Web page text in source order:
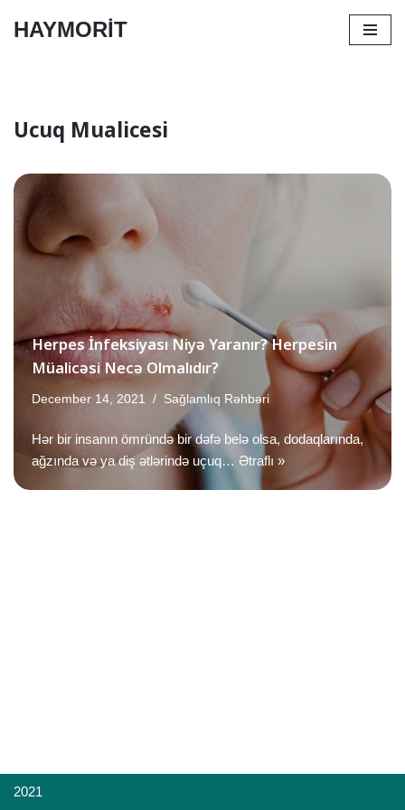
HAYMORİT
Ucuq Mualicesi
Herpes İnfeksiyası Niyə Yaranır? Herpesin
Müalicəsi Necə Olmalıdır?
December 14, 2021 Sağlamlıq Rəhbəri
Hər bir insanın ömründə bir dəfə belə olsa, dodaqlarında,
ağzında və ya diş ətlərində uçuq… Ətraflı »
2021